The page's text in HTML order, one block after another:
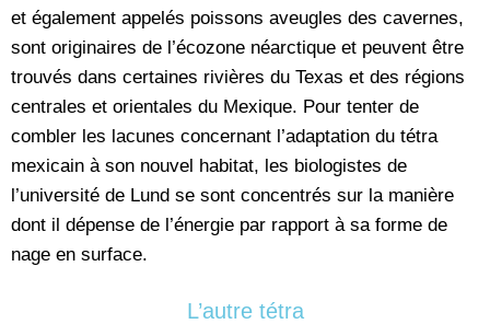
et également appelés poissons aveugles des cavernes,
sont originaires de l’écozone néarctique et peuvent être
trouvés dans certaines rivières du Texas et des régions
centrales et orientales du Mexique. Pour tenter de
combler les lacunes concernant l’adaptation du tétra
mexicain à son nouvel habitat, les biologistes de
l’université de Lund se sont concentrés sur la manière
dont il dépense de l’énergie par rapport à sa forme de
nage en surface.
L’autre tétra